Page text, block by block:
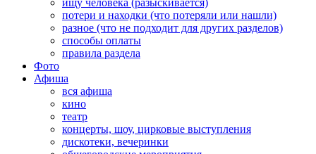
ищу человека (разыскивается)
потери и находки (что потеряли или нашли)
разное (что не подходит для других разделов)
способы оплаты
правила раздела
Фото
Афиша
вся афиша
кино
театр
концерты, шоу, цирковые выступления
дискотеки, вечеринки